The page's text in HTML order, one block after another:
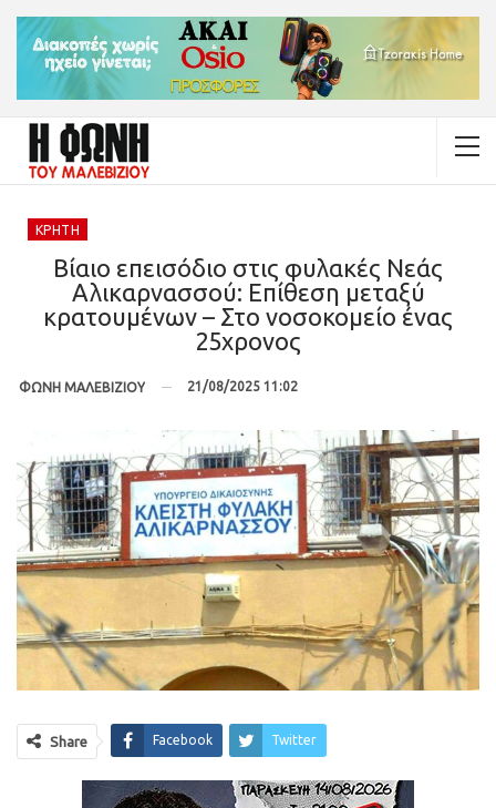
ΚΡΉΤΗ
Βίαιο επεισόδιο στις φυλακές Νεάς
Αλικαρνασσού: Επίθεση μεταξύ
κρατουμένων – Στο νοσοκομείο ένας
25χρονος
ΦΩΝΗ ΜΑΛΕΒΙΖΙΟΥ 21/08/2025 11:02
Share Facebook Twitter